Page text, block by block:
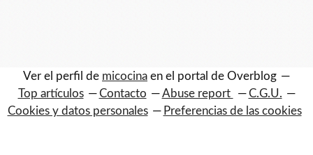
Ver el perfil de micocina en el portal de Overblog
Top artículos
Contacto Abuse report
C.G.U.
Cookies y datos personales
Preferencias de las cookies